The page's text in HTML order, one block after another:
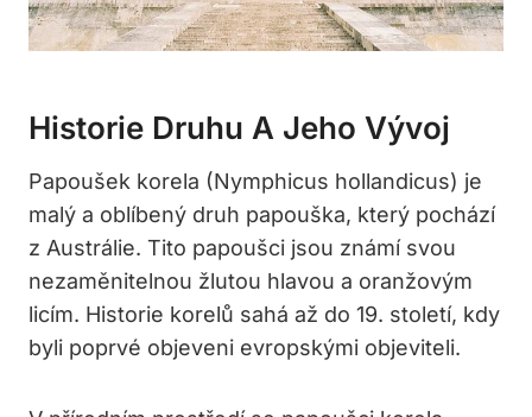
Historie Druhu A Jeho Vývoj
Papoušek korela (Nymphicus hollandicus) je
malý a oblíbený druh papouška, který pochází
z Austrálie. Tito papoušci jsou známí svou
nezaměnitelnou žlutou hlavou a oranžovým
licím. Historie korelů sahá až do 19. století, kdy
byli poprvé objeveni evropskými objeviteli.